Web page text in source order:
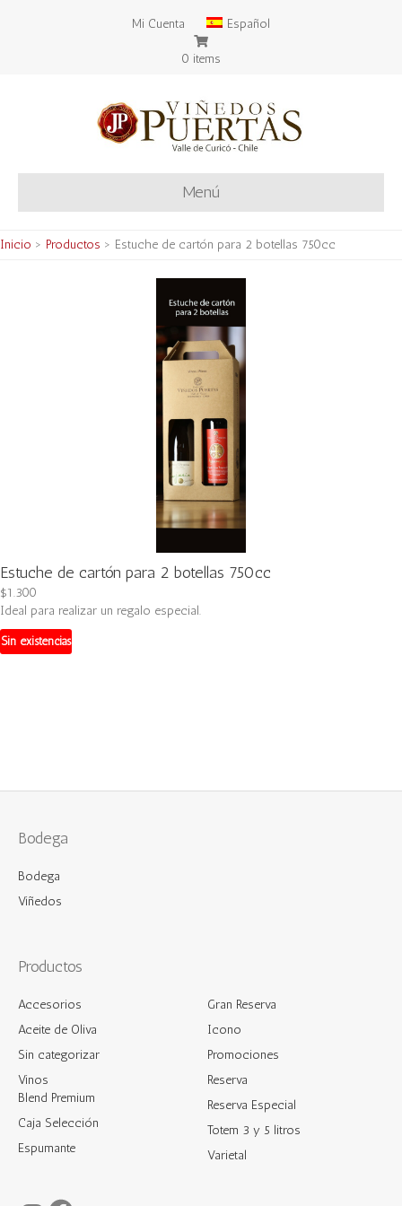
Mi Cuenta Español
0 items
Menú
Inicio > Productos > Estuche de cartón para 2 botellas 750cc
Estuche de cartón para 2 botellas 750cc
$1.300
Ideal para realizar un regalo especial.
Sin existencias
Bodega
Bodega
Viñedos
Productos
Accesorios
Aceite de Oliva
Sin categorizar
Vinos
Blend Premium
Caja Selección
Espumante
Gran Reserva
Icono
Promociones
Reserva
Reserva Especial
Totem 3 y 5 litros
Varietal